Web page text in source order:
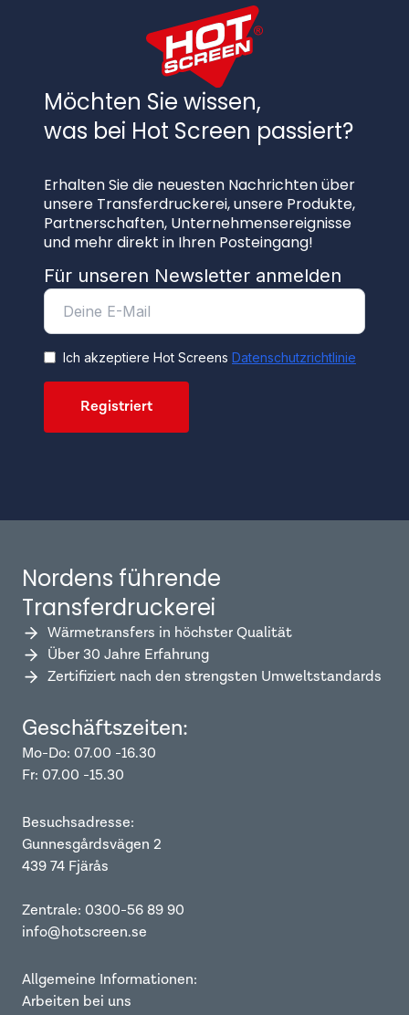
Möchten Sie wissen,
was bei Hot Screen passiert?
Erhalten Sie die neuesten Nachrichten über
unsere Transferdruckerei, unsere Produkte,
Partnerschaften, Unternehmensereignisse
und mehr direkt in Ihren Posteingang!
Für unseren Newsletter anmelden
Ich akzeptiere Hot Screens Datenschutzrichtlinie
Registriert
Nordens führende
Transferdruckerei
Wärmetransfers in höchster Qualität
Über 30 Jahre Erfahrung
Zertifiziert nach den strengsten Umweltstandards
Geschäftszeiten:
Mo-Do: 07.00 -16.30
Fr: 07.00 -15.30
Besuchsadresse:
Gunnesgårdsvägen 2
439 74 Fjärås
Zentrale: 0300-56 89 90
info@hotscreen.se
Allgemeine Informationen:
Arbeiten bei uns